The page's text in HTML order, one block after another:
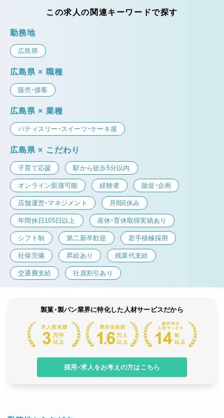
この求人の関連キーワードで探す
勤務地
広島県
広島県 × 職種
販売・接客
広島県 × 業種
パティスリー・スイーツ・ケーキ屋
広島県 × こだわり
子育て応援 駅から徒歩5分以内
オンライン面接可能 経験者 販促・企画
店舗運営・マネジメント 月8回休み
年間休日105日以上 産休・育休取得実績あり
シフト制 第二新卒歓迎 若手積極採用
社保完備 昇給あり 残業代支給
交通費支給 社員割引あり
製菓・製パン業界に特化した人材サービスだから
採用・求人をお考えの方はこちら